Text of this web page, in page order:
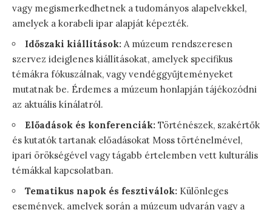
vagy megismerkedhetnek a tudományos alapelvekkel,
amelyek a korabeli ipar alapját képezték.
Időszaki kiállítások: A múzeum rendszeresen
szervez ideiglenes kiállításokat, amelyek specifikus
témákra fókuszálnak, vagy vendéggyűjteményeket
mutatnak be. Érdemes a múzeum honlapján tájékozódni
az aktuális kínálatról.
Előadások és konferenciák: Történészek, szakértők
és kutatók tartanak előadásokat Moss történelmével,
ipari örökségével vagy tágabb értelemben vett kulturális
témákkal kapcsolatban.
Tematikus napok és fesztiválok: Különleges
események, amelyek során a múzeum udvarán vagy a